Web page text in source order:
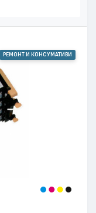
РЕМОНТ И КОНСУМАТИВИ